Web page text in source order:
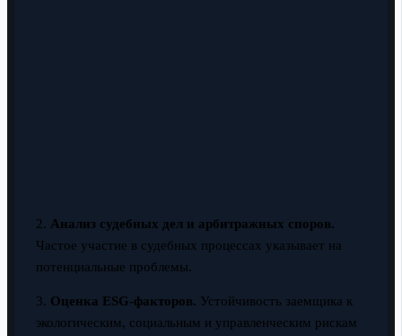
2. Анализ судебных дел и арбитражных споров.
Частое участие в судебных процессах указывает на
потенциальные проблемы.
3. Оценка ESG-факторов. Устойчивость заемщика к
экологическим, социальным и управленческим рискам